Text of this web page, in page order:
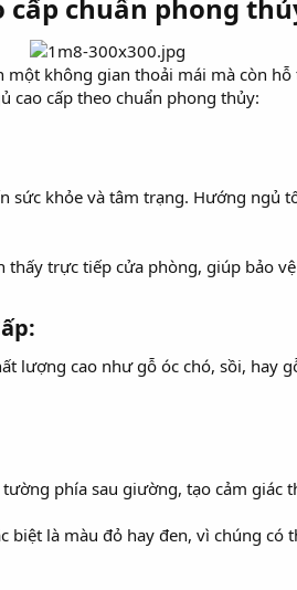
chuẩn phong
không gian thoải mái mà còn
cao cấp theo chuẩn phong thủy:
khỏe và tâm trạng. Hướng ngủ
trực tiếp cửa phòng, giúp bảo
lượng cao như gỗ óc chó, sồi, hay
phía sau giường, tạo cảm giác
là màu đỏ hay đen, vì chúng có